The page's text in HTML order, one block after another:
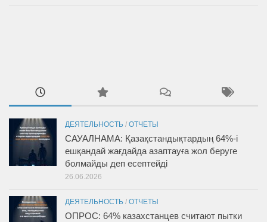
ДЕЯТЕЛЬНОСТЬ / ОТЧЕТЫ
САУАЛНАМА: Қазақстандықтардың 64%-і
ешқандай жағдайда азаптауға жол беруге
болмайды деп есептейді
26.06.2026
ДЕЯТЕЛЬНОСТЬ / ОТЧЕТЫ
ОПРОС: 64% казахстанцев считают пытки